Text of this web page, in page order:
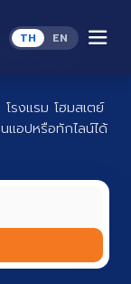
TH EN
ดภัย กับ
งแรม โฮมสเตย์
แอปหรือทักไลน์ได้